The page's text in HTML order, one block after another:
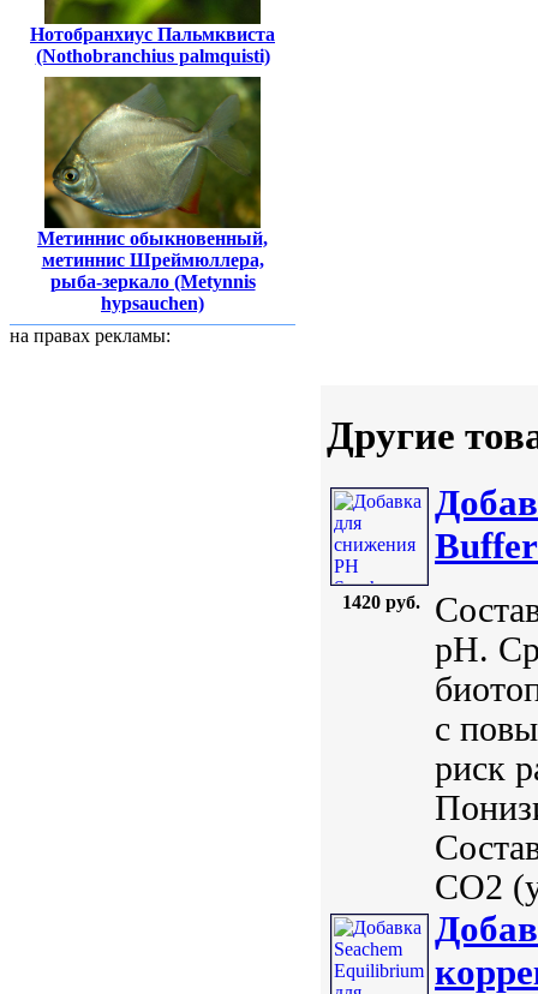
Нотобранхиус Пальмквиста
(Nothobranchius palmquisti)
Метиннис обыкновенный,
метиннис Шреймюллера,
рыба-зеркало (Metynnis
hypsauchen)
на правах рекламы:
Другие
1420 руб.
pH.
с
риск
CO2